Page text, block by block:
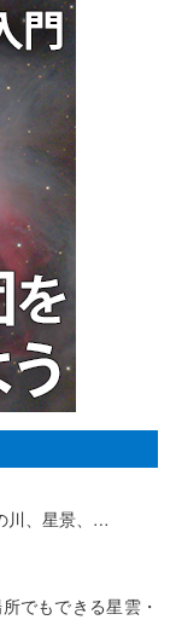
川、星景、…
でもできる星雲・